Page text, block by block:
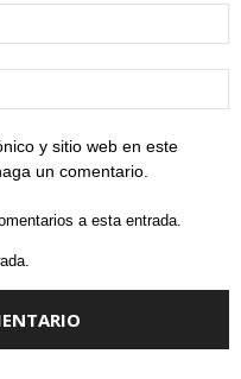
y sitio web en este
un comentario.
a esta entrada.